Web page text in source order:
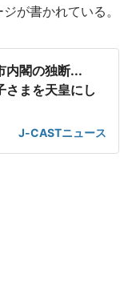
が書かれている。
内閣の独断...
さまを天皇にし
J-CASTニュース